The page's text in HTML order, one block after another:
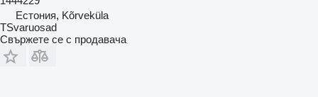
Естония, Kõrveküla
TSvaruosad
Свържете се с продавача